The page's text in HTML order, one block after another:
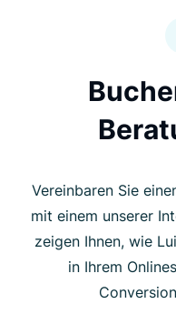
Vereinbaren Sie
mit einem unserer
zeigen Ihnen, wie
in Ihrem